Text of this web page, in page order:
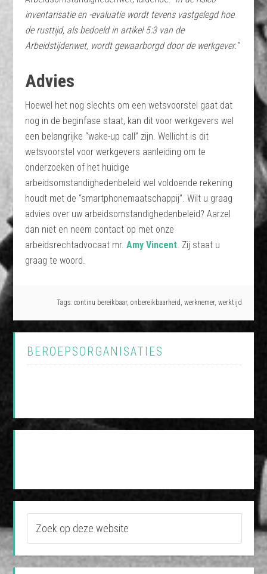
inventarisatie en -evaluatie wordt tevens vastgelegd hoe
de rusttijd, als bedoeld in artikel 5:3 van de
Arbeidstijdenwet, wordt gewaarborgd door de werkgever.”
Advies
Hoewel het nog slechts om een wetsvoorstel gaat dat
nog in de beginfase staat, kan dit voor werkgevers wel
een belangrijke “wake-up call” zijn. Wellicht is dit
wetsvoorstel voor werkgevers aanleiding om te
onderzoeken of het huidige
arbeidsomstandighedenbeleid wel voldoende rekening
houdt met de “smartphonemaatschappij”. Wilt u graag
advies over uw arbeidsomstandighedenbeleid? Aarzel
dan niet en neem contact op met onze
arbeidsrechtadvocaat mr.Amy Vincent. Zij staat u
graag te woord.
Tags: continu bereikbaar, onbereikbaarheid, werknemer, werktijd
BEROEPSORGANISATIES